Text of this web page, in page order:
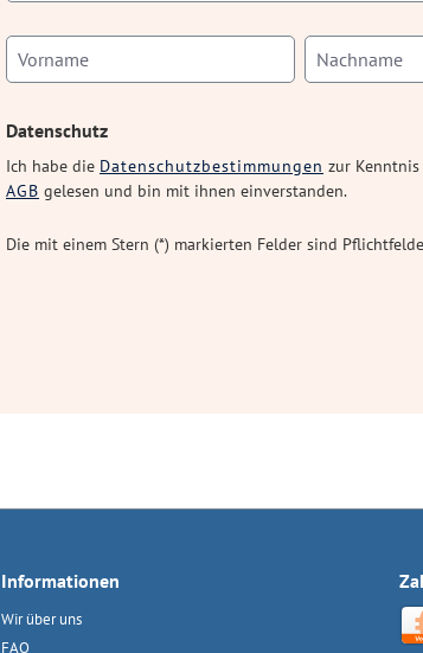
Datenschutz
Ich habe die Datenschutzbestimmungen zur
AGB gelesen und bin mit ihnen einverstanden.
Die mit einem Stern (*) markierten Felder sind
Informationen
Wir über uns
FAQ